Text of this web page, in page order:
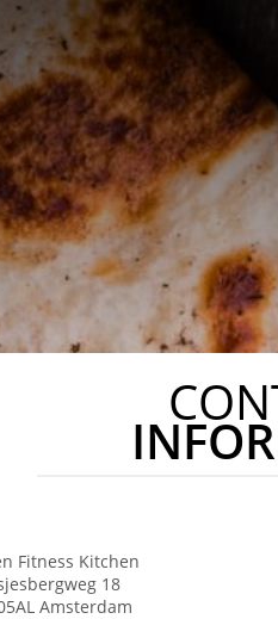
Fitness Kitchen
18
Amsterdam